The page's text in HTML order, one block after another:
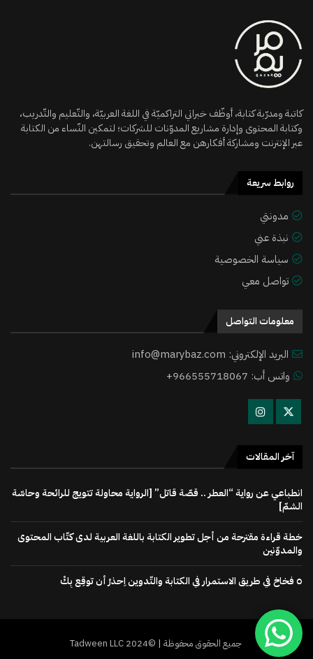
كاتبة ومدرّبة كتابة، أوظّف خبراتي التراكميّة في اللغة العربيّة، والتّعليم والتّدريب،
وكتابة المحتوى وإدارة مشاريع المدوّنات للشركات؛ لتمكين النّساء من الكتابة
عبر الإنترنت ومشاركة أفكارهن مع العالم وتحقيق رسالتهن.
روابط سريعة
مدونتي
نبذة عني
سياسة الخصوصية
تواصل معي
معلومات التواصل
البريد الإلكتروني: info@marybaz.com
واتس أب: 966555718067+
آخر المقالات
انطباعي عن رواية “العطر .. قصّة قاتل” [الرواية محاولة تتويج للرائحة وحاسّة
الشمّ]
خطة قراءة مقترحة من أجل تطوير الكتابة باللغة العربية لدى كتّاب المحتوى
والمدوّنين
٥ فخاخ في طريق الاستمرار في الكتابة والتّدوين اِحذرْ أن توقِع بِكْ
جميع الحقوق محفوظة | ©2024 Tadween LLC